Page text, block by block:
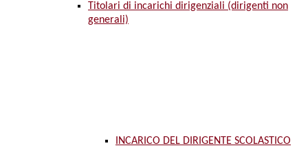
Titolari di incarichi dirigenziali (dirigenti non
generali)
INCARICO DEL DIRIGENTE SCOLASTICO